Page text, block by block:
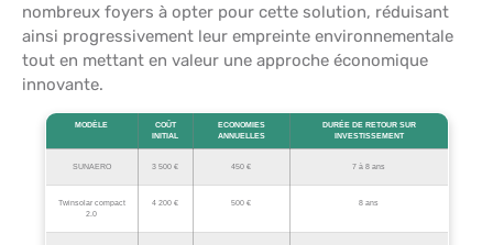
nombreux foyers à opter pour cette solution, réduisant
ainsi progressivement leur empreinte environnementale
tout en mettant en valeur une approche économique
innovante.
MODÈLE
COÛT
INITIAL
ECONOMIES
ANNUELLES
DURÉE DE RETOUR SUR
INVESTISSEMENT
SUNAERO 3 500 € 450 € 7 à 8 ans
Twinsolar compact
2.0
4 200 € 500 € 8 ans